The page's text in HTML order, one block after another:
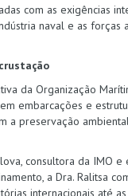
com as exigências
naval e as forças
da Organização
embarcações e
a preservação
consultora da IMO
a Dra. Ralitsa
internacionais até